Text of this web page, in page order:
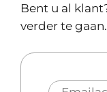
Bent u al
verder te gaan.